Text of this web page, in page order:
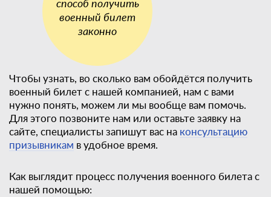
Чтобы узнать, во сколько вам обойдётся получить
военный билет с нашей компанией, нам с вами
нужно понять, можем ли мы вообще вам помочь.
Для этого позвоните нам или оставьте заявку на
сайте, специалисты запишут вас на консультацию
призывникам в удобное время.
Как выглядит процесс получения военного билета с
нашей помощью: